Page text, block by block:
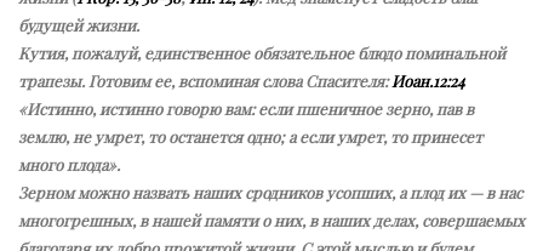
будущей жизни.
Кутия, пожалуй, единственное обязательное блюдо поминальной
трапезы. Готовим ее, вспоминая слова Спасителя:Иоан.12:24
«Истинно, истинно говорю вам: если пшеничное зерно, пав в
землю, не умрет, то останется одно; а если умрет, то принесет
много плода».
Зерном можно назвать наших сродников усопших, а плод их — в нас
многогрешных, в нашей памяти о них, в наших делах, совершаемых